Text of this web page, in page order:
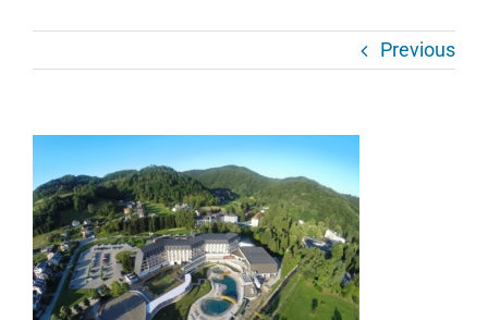
Previous